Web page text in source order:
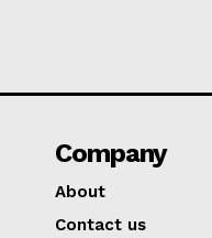
Company
About
Contact us